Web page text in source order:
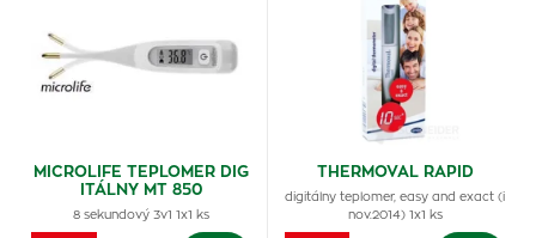
MICROLIFE TEPLOMER DIG
ITÁLNY MT 850
8 sekundový 3v1 1x1 ks
THERMOVAL RAPID
digitálny teplomer, easy and exact (i
nov.2014) 1x1 ks